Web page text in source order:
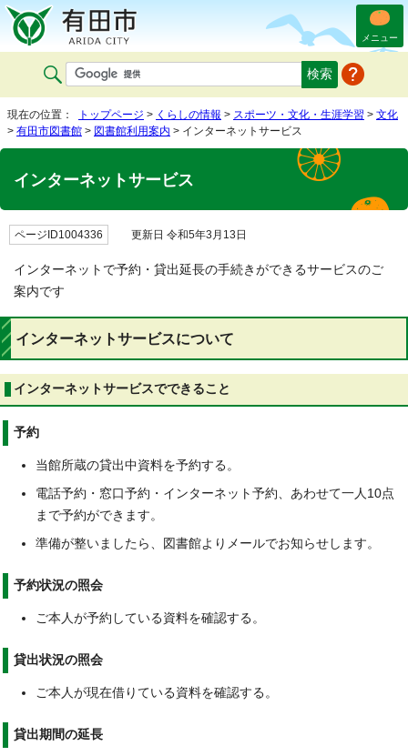
メニュー
現在の位置： トップページ > くらしの情報 > スポーツ・文化・生涯学習 > 文化
> 有田市図書館 > 図書館利用案内 > インターネットサービス
インターネットサービス
ページID1004336 更新日 令和5年3月13日
インターネットで予約・貸出延長の手続きができるサービスのご
案内です
インターネットサービスについて
インターネットサービスでできること
予約
当館所蔵の貸出中資料を予約する。
電話予約・窓口予約・インターネット予約、あわせて一人10点
まで予約ができます。
準備が整いましたら、図書館よりメールでお知らせします。
予約状況の照会
ご本人が予約している資料を確認する。
貸出状況の照会
ご本人が現在借りている資料を確認する。
貸出期間の延長